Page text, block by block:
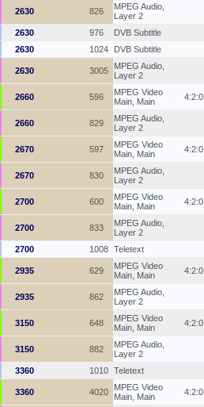
2630 826
MPEG Audio,
Layer 2
2630 976 DVB Subtitle
2630
1024 DVB Subtitle
2630 3005
MPEG Audio,
Layer 2
2660 596
MPEG Video
Main, Main
4:2:0
2660 829
MPEG Audio,
Layer 2
2670 597
MPEG Video
Main, Main
4:2:0
2670 830
MPEG Audio,
Layer 2
2700 600
MPEG Video
Main, Main
4:2:0
2700 833
MPEG Audio,
Layer 2
2700 1008 Teletext
2935 629
MPEG Video
Main, Main
4:2:0
2935 862
MPEG Audio,
Layer 2
3150 648
MPEG Video
Main, Main
4:2:0
3150 882
MPEG Audio,
Layer 2
3360 1010 Teletext
3360 4020
MPEG Video
Main, Main
4:2:0